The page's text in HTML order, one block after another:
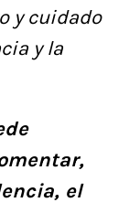
y cuidado
y la
el